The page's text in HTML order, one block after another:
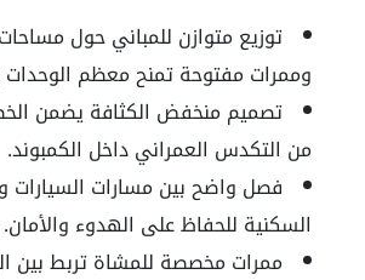
توزيع متوازن للمباني حول
وممرات مفتوحة تمنح معظم الوحدات
تصميم منخفض الكثافة يضمن
من التكدس العمراني داخل الكمبوند.
فصل واضح بين مسارات السيارات
السكنية للحفاظ على الهدوء والأمان.
ممرات مخصصة للمشاة تربط بين